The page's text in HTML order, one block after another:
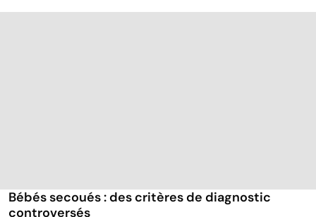
Bébés secoués : des critères de diagnostic
controversés